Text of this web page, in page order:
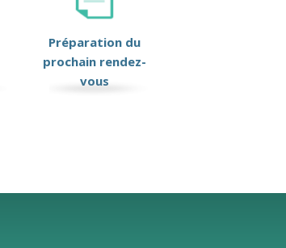
Préparation du
prochain rendez-
vous